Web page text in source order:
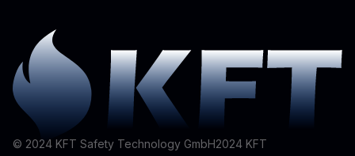
© 2024 KFT Safety Technology GmbH2024 KFT